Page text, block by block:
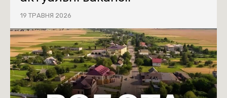
19 ТРАВНЯ 2026